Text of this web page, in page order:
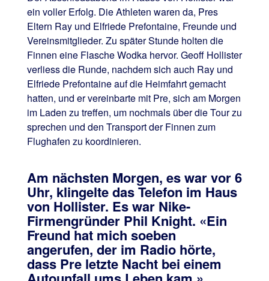
ein voller Erfolg. Die Athleten waren da, Pres
Eltern Ray und Elfriede Prefontaine, Freunde und
Vereinsmitglieder. Zu später Stunde holten die
Finnen eine Flasche Wodka hervor. Geoff Hollister
verliess die Runde, nachdem sich auch Ray und
Elfriede Prefontaine auf die Heimfahrt gemacht
hatten, und er vereinbarte mit Pre, sich am Morgen
im Laden zu treffen, um nochmals über die Tour zu
sprechen und den Transport der Finnen zum
Flughafen zu koordinieren.
Am nächsten Morgen, es war vor 6
Uhr, klingelte das Telefon im Haus
von Hollister. Es war Nike-
Firmengründer Phil Knight. «Ein
Freund hat mich soeben
angerufen, der im Radio hörte,
dass Pre letzte Nacht bei einem